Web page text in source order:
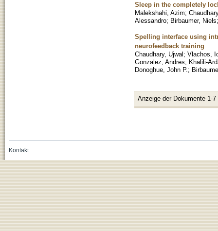
Sleep in the completely
Malekshahi, Azim;
Alessandro; Birbaumer, Niels
Spelling interface using
neurofeedback training
Chaudhary, Ujwal; Vlachos,
Gonzalez, Andres; Khalili-
Donoghue, John P. ;
Anzeige der Dokumente 1-7
Kontakt